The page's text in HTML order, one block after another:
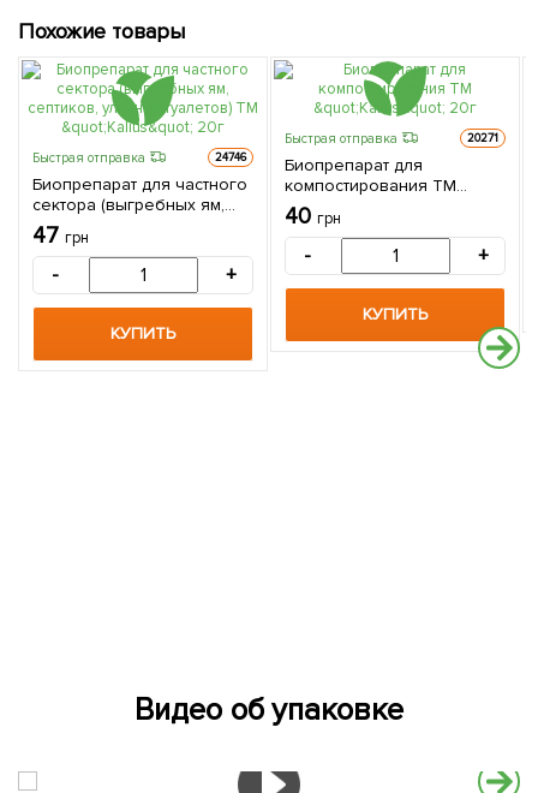
Похожие товары
Быстрая отправка 24746
Биопрепарат для частного
сектора (выгребных ям,
септиков, уличных
туалетов) ТМ "Kalius" 20г
47 грн
- +
КУПИТЬ
Быстрая отправка 20271
Биопрепарат для
компостирования ТМ
"Kalius" 20г
40 грн
- +
КУПИТЬ
Видео об упаковке